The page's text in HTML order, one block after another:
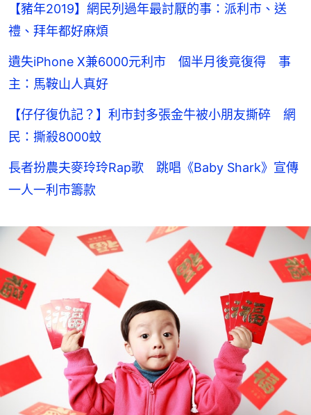
【豬年2019】網民列過年最討厭的事：派利市、送
禮、拜年都好麻煩
遺失iPhone X兼6000元利市 個半月後竟復得 事
主：馬鞍山人真好
【仔仔復仇記？】利市封多張金牛被小朋友撕碎 網
民：撕殺8000蚊
長者扮農夫麥玲玲Rap歌 跳唱《Baby Shark》宣傳
一人一利市籌款